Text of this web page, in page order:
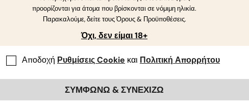
προορίζονται για άτομα που βρίσκονται σε νόμιμη ηλικία.
Παρακαλούμε, δείτε τους Όρους & Προϋποθέσεις.
Όχι, δεν είμαι 18+
Αποδοχή Ρυθμίσεις Cookie και Πολιτική Απορρήτου
ΣΥΜΦΩΝΩ & ΣΥΝΕΧΙΖΩ